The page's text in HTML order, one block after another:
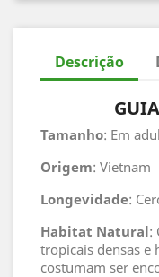
Descrição
Tamanho: Em
Origem: Vietnam
Longevidade:
Habitat Natural:
tropicais densas e
costumam ser